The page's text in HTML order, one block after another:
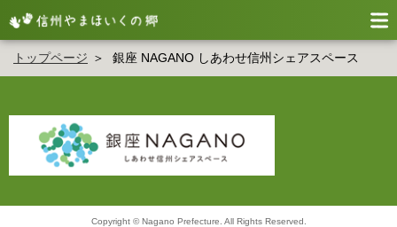
トップページ 銀座 NAGANO しあわせ信州シェアスペース
Copyright © Nagano Prefecture. All Rights Reserved.